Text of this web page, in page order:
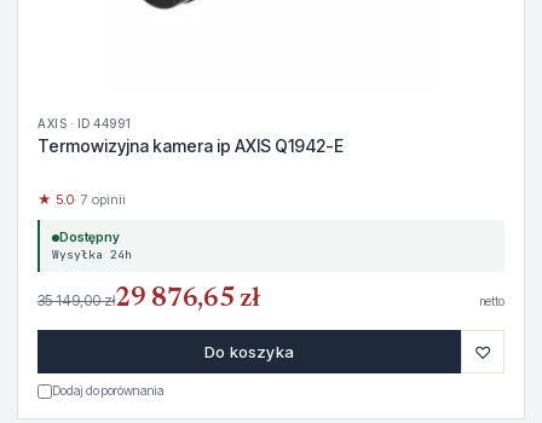
AXIS · ID 44991
Termowizyjna kamera ip AXIS Q1942-E
★ 5.0· 7 opinii
Dostępny
Wysyłka 24h
35 149,00 zł29 876,65 zł netto
Do koszyka ♡
Dodaj do porównania